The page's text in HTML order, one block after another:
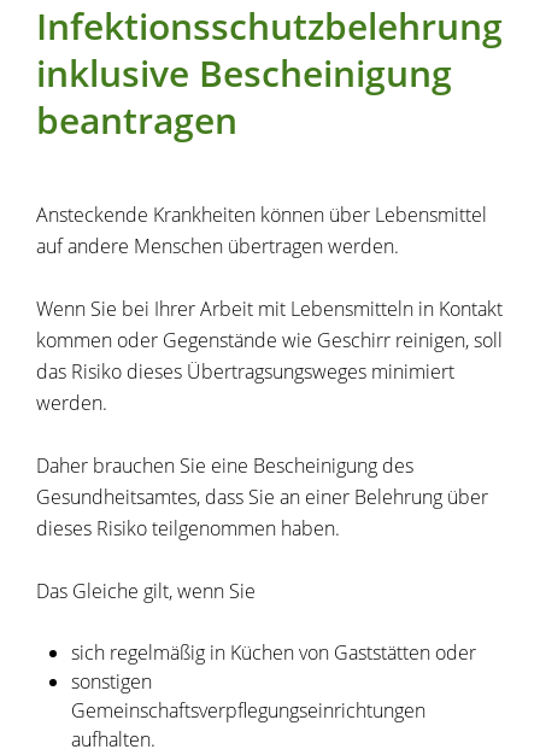
Infektionsschutzbelehrung
inklusive Bescheinigung
beantragen
Ansteckende Krankheiten können über Lebensmittel
auf andere Menschen übertragen werden.
Wenn Sie bei Ihrer Arbeit mit Lebensmitteln in Kontakt
kommen oder Gegenstände wie Geschirr reinigen, soll
das Risiko dieses Übertragsungsweges minimiert
werden.
Daher brauchen Sie eine Bescheinigung des
Gesundheitsamtes, dass Sie an einer Belehrung über
dieses Risiko teilgenommen haben.
Das Gleiche gilt, wenn Sie
sich regelmäßig in Küchen von Gaststätten oder
sonstigen
Gemeinschaftsverpflegungseinrichtungen
aufhalten.